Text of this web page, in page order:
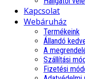
Kapcsolat
Webáruház
Termékeink
Állandó
A
Szállítási
Fizetési